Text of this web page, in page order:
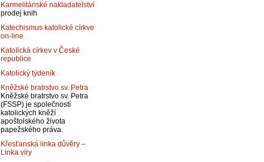
Karmelitánské nakladatelství
prodej knih
Katechismus katolické církve
on-line
Katolická církev v České
republice
Katolický týdeník
Kněžské bratrstvo sv. Petra
Kněžské bratrstvo sv. Petra
(FSSP) je společností
katolických kněží
apoštolského života
papežského práva.
Křesťanská linka důvěry –
Linka víry